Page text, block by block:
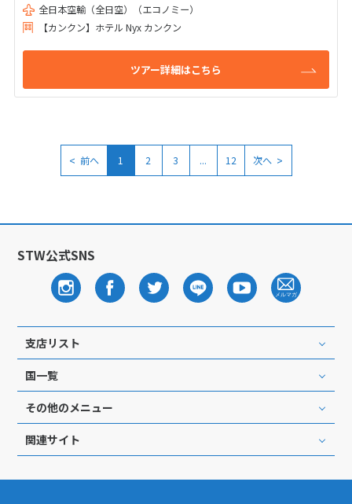
全日本空輸（全日空）（エコノミー）
【カンクン】ホテル Nyx カンクン
ツアー詳細はこちら
< 前へ 1 2 3 ... 12 次へ >
STW公式SNS
支店リスト
国一覧
その他のメニュー
関連サイト